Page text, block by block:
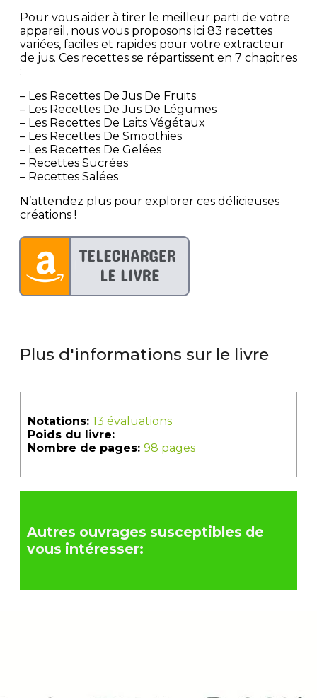
Pour vous aider à tirer le meilleur parti de votre
appareil, nous vous proposons ici 83 recettes
variées, faciles et rapides pour votre extracteur
de jus. Ces recettes se répartissent en 7 chapitres
:
– Les Recettes De Jus De Fruits
– Les Recettes De Jus De Légumes
– Les Recettes De Laits Végétaux
– Les Recettes De Smoothies
– Les Recettes De Gelées
– Recettes Sucrées
– Recettes Salées
N’attendez plus pour explorer ces délicieuses
créations !
Plus d'informations sur le livre
Notations: 13 évaluations
Poids du livre:
Nombre de pages: 98 pages
Autres ouvrages susceptibles de
vous intéresser: